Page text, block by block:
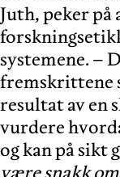
Juth, peker
systemene. –
fremskrittene
resultat av en
vurdere
og kan på sikt
være snakk